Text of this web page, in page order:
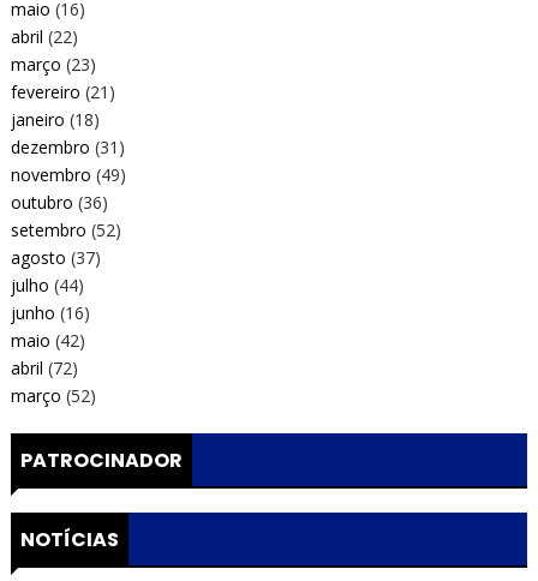
maio (16)
abril (22)
março (23)
fevereiro (21)
janeiro (18)
dezembro (31)
novembro (49)
outubro (36)
setembro (52)
agosto (37)
julho (44)
junho (16)
maio (42)
abril (72)
março (52)
PATROCINADOR
NOTÍCIAS